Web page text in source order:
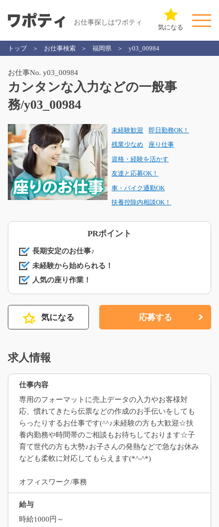
お仕事探しはワポティ
気になる
トップ お仕事検索 福岡県 y03_00984
お仕事No. y03_00984
カンタンな入力などの一般事
務/y03_00984
未経験歓迎 即日勤務OK！
残業少なめ 座り仕事
資格・経験を活かす
友達と応募OK！
車・バイク通勤OK
扶養控除内相談OK！
PRポイント
長期安定のお仕事♪
未経験から始められる！
人気の座り作業！
気になる 応募する
求人情報
仕事内容
専用のフォーマットに売上データの入力やお客様対
応、慣れてきたら伝票などの作成のお手伝いをしても
らったりするお仕事です(^^♪未経験の方も大歓迎☆扶
養内勤務や時間帯のご相談もお待ちしております☆子
育て世代の方も大勢♪お子さんの発熱などで急なお休み
なども柔軟に対応してもらえます(*^-^*)
オフィスワーク/事務
給与
時給1000円～